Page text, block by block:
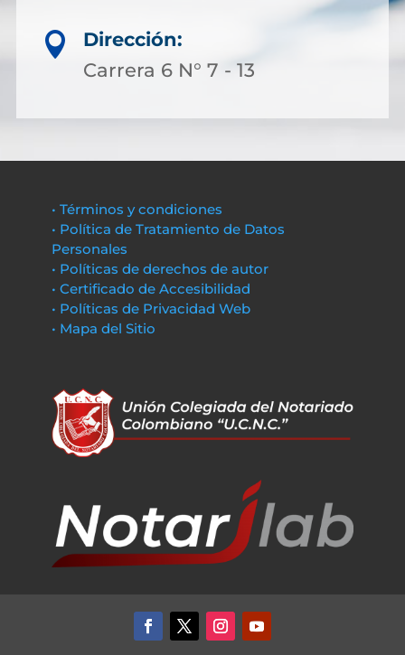

Dirección:
Carrera 6 N° 7 - 13
• Términos y condiciones
• Política de Tratamiento de Datos
Personales
• Políticas de derechos de autor
• Certificado de Accesibilidad
• Políticas de Privacidad Web
• Mapa del Sitio